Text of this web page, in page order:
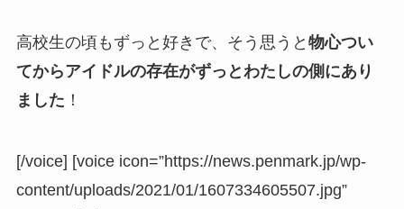
高校生の頃もずっと好きで、そう思うと 物心つい
てからアイドルの存在がずっとわたしの側にあり
ました ！
[/voice] [voice icon=”https://news.penmark.jp/wp-
content/uploads/2021/01/1607334605507.jpg”